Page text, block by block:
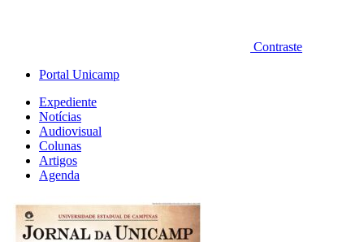
Contraste
Portal Unicamp
Expediente
Notícias
Audiovisual
Colunas
Artigos
Agenda